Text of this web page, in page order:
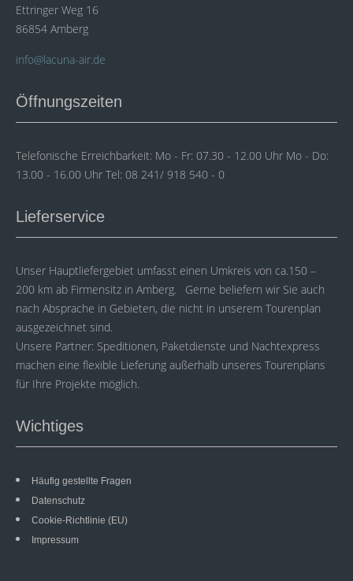
Ettringer Weg 16
86854 Amberg
info@lacuna-air.de
Öffnungszeiten
Telefonische Erreichbarkeit: Mo - Fr: 07.30 - 12.00 Uhr Mo - Do:
13.00 - 16.00 Uhr Tel: 08 241/ 918 540 - 0
Lieferservice
Unser Hauptliefergebiet umfasst einen Umkreis von ca.150 –
200 km ab Firmensitz in Amberg. Gerne beliefern wir Sie auch
nach Absprache in Gebieten, die nicht in unserem Tourenplan
ausgezeichnet sind.
Unsere Partner: Speditionen, Paketdienste und Nachtexpress
machen eine flexible Lieferung außerhalb unseres Tourenplans
für Ihre Projekte möglich.
Wichtiges
Häufig gestellte Fragen
Datenschutz
Cookie-Richtlinie (EU)
Impressum